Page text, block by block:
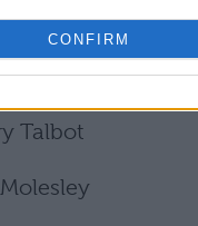
CONFIRM
Bates
Talbot